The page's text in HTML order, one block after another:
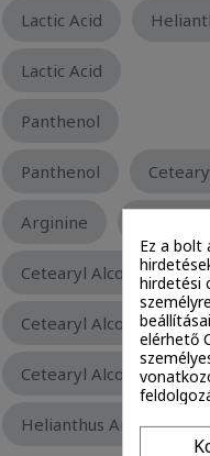
Lactic Acid
Lactic Acid
Panthenol
Panthenol
Arginine
Cetearyl Alcohol
Cetearyl Alcohol
Cetearyl Alcohol
Helianthus Annuus
Ez a bolt
hirdetési
elérhető